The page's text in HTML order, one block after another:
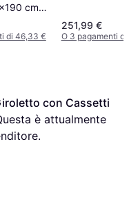
cm
Marrone
di 46,33 €
251,99 €
O 3 pagamenti
con Cassetti
è attualmente